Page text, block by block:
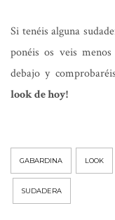
Si tenéis alguna
ponéis os veis
debajo y
look de hoy!
GABARDINA LOOK
SUDADERA